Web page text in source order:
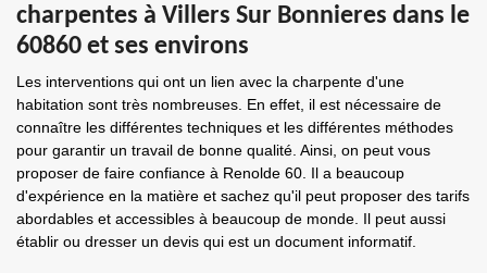
charpentes à Villers Sur Bonnieres dans le
60860 et ses environs
Les interventions qui ont un lien avec la charpente d'une
habitation sont très nombreuses. En effet, il est nécessaire de
connaître les différentes techniques et les différentes méthodes
pour garantir un travail de bonne qualité. Ainsi, on peut vous
proposer de faire confiance à Renolde 60. Il a beaucoup
d'expérience en la matière et sachez qu'il peut proposer des tarifs
abordables et accessibles à beaucoup de monde. Il peut aussi
établir ou dresser un devis qui est un document informatif.